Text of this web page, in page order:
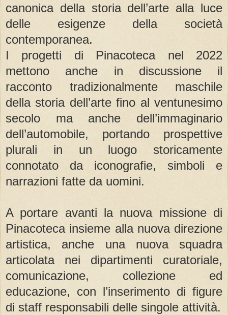
canonica della storia dell’arte alla luce
delle esigenze della società
contemporanea.
I progetti di Pinacoteca nel 2022
mettono anche in discussione il
racconto tradizionalmente maschile
della storia dell’arte fino al ventunesimo
secolo ma anche dell’immaginario
dell’automobile, portando prospettive
plurali in un luogo storicamente
connotato da iconografie, simboli e
narrazioni fatte da uomini.
A portare avanti la nuova missione di
Pinacoteca insieme alla nuova direzione
artistica, anche una nuova squadra
articolata nei dipartimenti curatoriale,
comunicazione, collezione ed
educazione, con l’inserimento di figure
di staff responsabili delle singole attività.